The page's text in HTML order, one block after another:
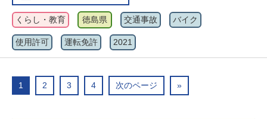
くらし・教育 徳島県 交通事故 バイク
使用許可 運転免許 2021
1 2 3 4 次のページ »